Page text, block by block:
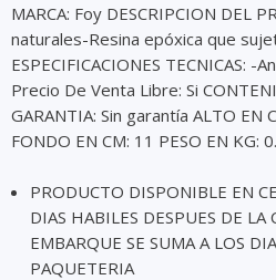
MARCA: Foy DESCRIPCION DEL
naturales-Resina epóxica que
ESPECIFICACIONES TECNICAS:
Precio De Venta Libre: Si
GARANTIA: Sin garantía ALTO EN
FONDO EN CM: 11 PESO EN KG:
PRODUCTO DISPONIBLE EN
DIAS HABILES DESPUES DE
EMBARQUE SE SUMA A LOS
PAQUETERIA